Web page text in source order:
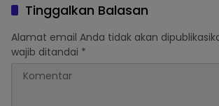
Tinggalkan Balasan
Alamat email Anda tidak akan
wajib ditandai *